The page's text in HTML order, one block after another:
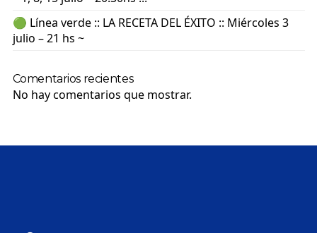
🟢 Línea verde :: LA RECETA DEL ÉXITO :: Miércoles 3
julio – 21 hs ~
Comentarios recientes
No hay comentarios que mostrar.